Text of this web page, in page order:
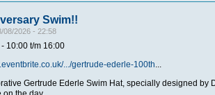
Swim!!
08/2026 - 22:58
- 10:00t/m 16:00
.../gertrude-ederle-100th...
Gertrude Ederle Swim Hat, specially designed by